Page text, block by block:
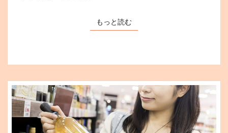
が
に
な
る
3
つ
もっと読むもっと読む